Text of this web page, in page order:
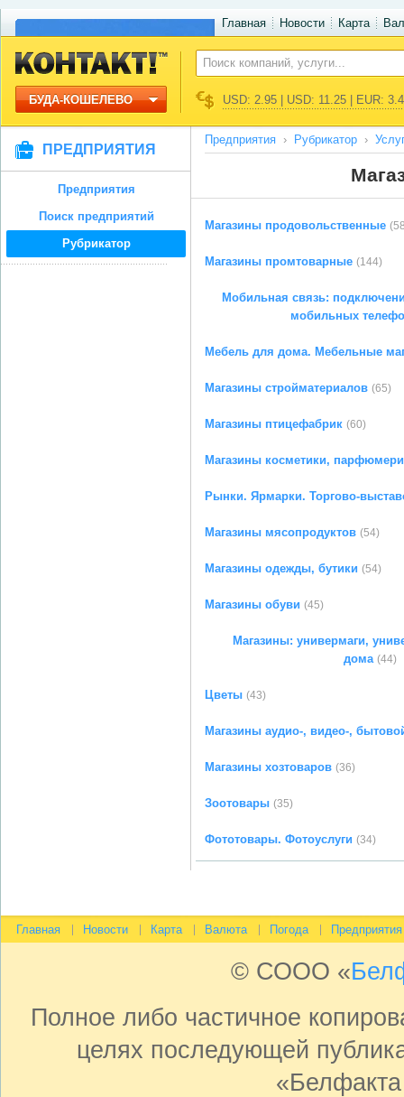
Главная Новости Карта
БУДА-КОШЕЛЕВО USD: 2.95 | USD: 11.25 | EUR:
ПРЕДПРИЯТИЯ
Предприятия
Поиск предприятий
Рубрикатор
Предприятия Рубрикатор
Магазины продовольственные
Магазины промтоварные (144)
Мобильная связь:
мобильных
Мебель для дома. Мебельные
Магазины стройматериалов (65)
Магазины птицефабрик (60)
Магазины косметики,
Рынки. Ярмарки. Торгово-
Магазины мясопродуктов (54)
Магазины одежды, бутики (54)
Магазины обуви (45)
Магазины: универмаги,
дома (44)
Цветы (43)
Магазины аудио-, видео-,
Магазины хозтоваров (36)
Зоотовары (35)
Фототовары. Фотоуслуги (34)
Главная Новости Карта Валюта Погода Предприятия
© СООО «
Полное либо частичное
целях последующей